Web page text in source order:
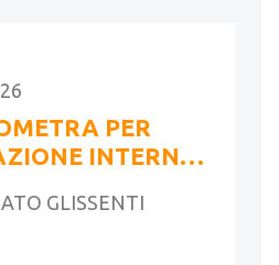
PER
INTERNA
GLISSENTI